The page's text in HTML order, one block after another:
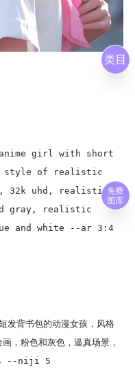
anime girl with short
style of realistic
32k uhd, realistic
gray, realistic
and white --ar 3:4
书包的动漫女孩，风格
，粉色和灰色，逼真场景，
--niji 5
类目
免费
图库